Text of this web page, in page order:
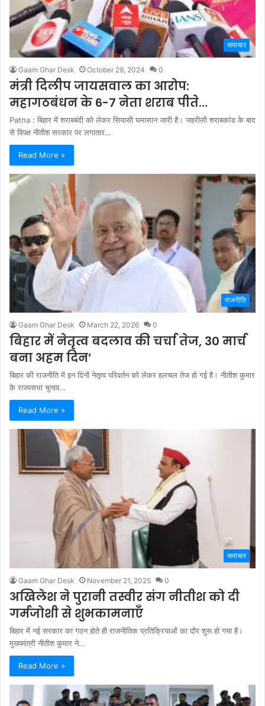
समाचार
Gaam Ghar Desk October 29, 2024 0
मंत्री दिलीप जायसवाल का आरोप:
महागठबंधन के 6-7 नेता शराब पीते…
Patna : बिहार में शराबबंदी को लेकर सियासी घमासान जारी है। जहरीली शराबकांड के बाद
से विपक्ष नीतीश सरकार पर लगातार…
Read More »
राजनीति
Gaam Ghar Desk March 22, 2026 0
बिहार में नेतृत्व बदलाव की चर्चा तेज, 30 मार्च
बना अहम दिन’
बिहार की राजनीति में इन दिनों नेतृत्व परिवर्तन को लेकर हलचल तेज हो गई है। नीतीश कुमार
के राज्यसभा चुनाव…
Read More »
समाचार
Gaam Ghar Desk November 21, 2025 0
अखिलेश ने पुरानी तस्वीर संग नीतीश को दी
गर्मजोशी से शुभकामनाएँ
बिहार में नई सरकार का गठन होते ही राजनीतिक प्रतिक्रियाओं का दौर शुरू हो गया है।
मुख्यमंत्री नीतीश कुमार ने…
Read More »